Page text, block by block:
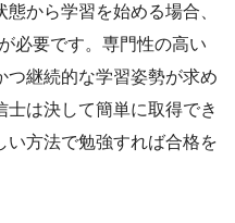
から学習を始める場合、
必要です。専門性の高い
つ継続的な学習姿勢が求め
士は決して簡単に取得でき
い方法で勉強すれば合格を